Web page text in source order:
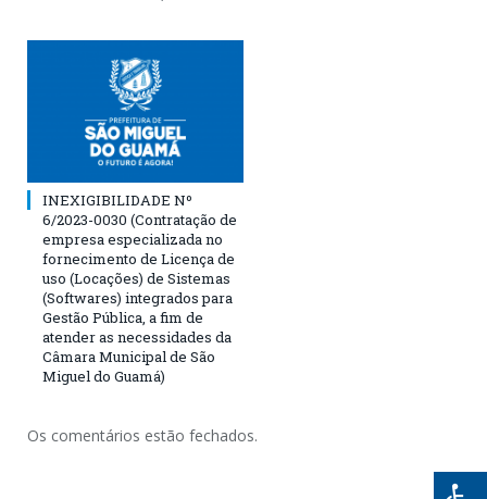
INEXIGIBILIDADE Nº
6/2023-0030 (Contratação de
empresa especializada no
fornecimento de Licença de
uso (Locações) de Sistemas
(Softwares) integrados para
Gestão Pública, a fim de
atender as necessidades da
Câmara Municipal de São
Miguel do Guamá)
Os comentários estão fechados.